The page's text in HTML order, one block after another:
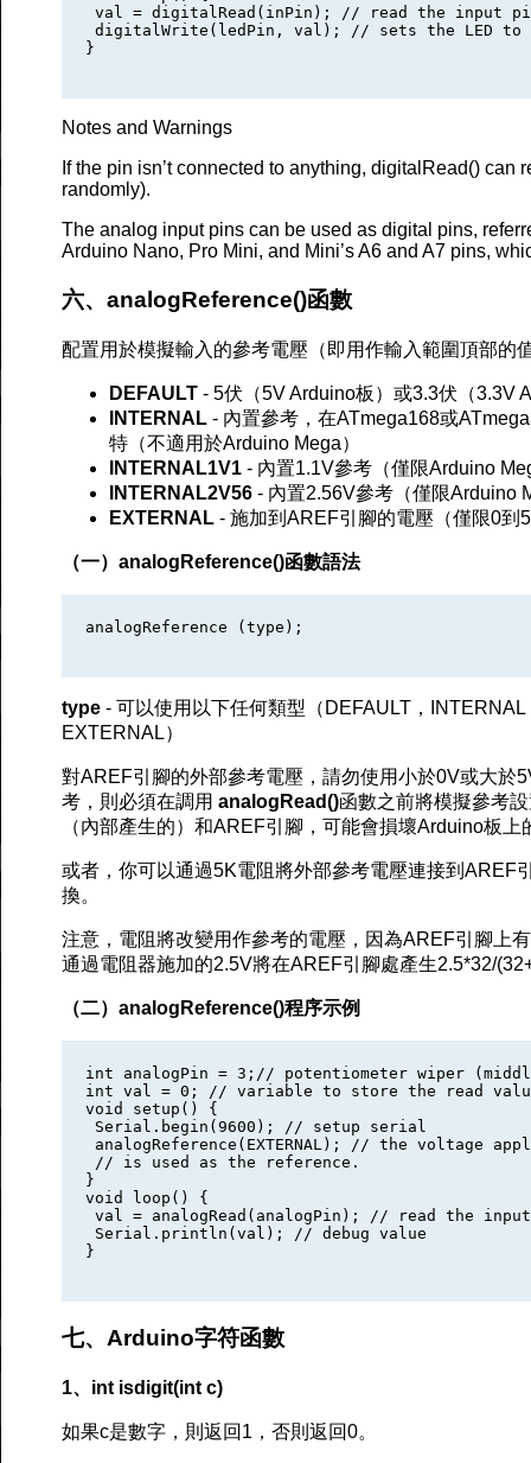
val = digitalRead(inPin); // read the input
digitalWrite(ledPin, val); // sets the LED to
}
Notes and Warnings
If the pin isn’t connected to anything, digitalRead()
randomly).
The analog input pins can be used as digital pins,
Arduino Nano, Pro Mini, and Mini’s A6 and A7 pins,
六、analogReference()函數
配置用於模擬輸入的參考電壓（即用作輸入範圍頂部的
DEFAULT - 5伏（5V Arduino板）或3.3伏（3.3V
INTERNAL - 內置參考，在ATmega168或
特（不適用於Arduino Mega）
INTERNAL1V1 - 內置1.1V參考（僅限Arduino
INTERNAL2V56 - 內置2.56V參考（僅限Arduino
EXTERNAL - 施加到AREF引腳的電壓（僅限0到
（一）analogReference()函數語法
analogReference (type);
type - 可以使用以下任何類型（DEFAULT，
EXTERNAL）
對AREF引腳的外部參考電壓，請勿使用小於0V或大於
考，則必須在調用 analogRead()函數之前將模擬參考
（內部產生的）和AREF引腳，可能會損壞Arduino板上
或者，你可以通過5K電阻將外部參考電壓連接到AREF
換。
注意，電阻將改變用作參考的電壓，因為AREF引腳上
通過電阻器施加的2.5V將在AREF引腳處產生2.5*32/
（二）analogReference()程序示例
int analogPin = 3;// potentiometer wiper
int val = 0; // variable to store the read
void setup() {
Serial.begin(9600); // setup serial
analogReference(EXTERNAL); // the voltage
// is used as the reference.
}
void loop() {
val = analogRead(analogPin); // read the
Serial.println(val); // debug value
}
七、Arduino字符函數
1、int isdigit(int c)
如果c是數字，則返回1，否則返回0。